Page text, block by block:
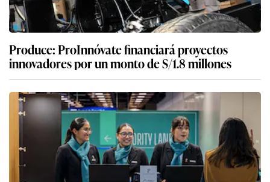
Produce: ProInnóvate financiará proyectos
innovadores por un monto de S/1.8 millones